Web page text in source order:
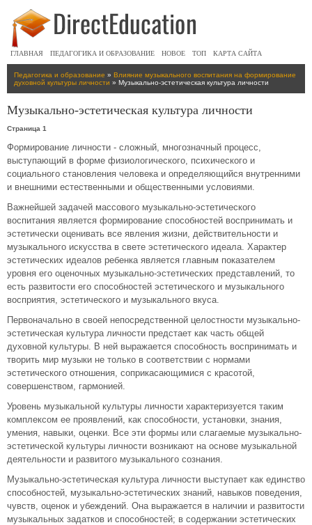
ГЛАВНАЯ ПЕДАГОГИКА И ОБРАЗОВАНИЕ НОВОЕ ТОП КАРТА САЙТА
Педагогика и образование » Влияние музыкального воспитания на формирование
духовной культуры личности » Музыкально-эстетическая культура личности
Музыкально-эстетическая культура личности
Страница 1
Формирование личности - сложный, многозначный процесс,
выступающий в форме физиологического, психического и
социального становления человека и определяющийся внутренними
и внешними естественными и общественными условиями.
Важнейшей задачей массового музыкально-эстетического
воспитания является формирование способностей воспринимать и
эстетически оценивать все явления жизни, действительности и
музыкального искусства в свете эстетического идеала. Характер
эстетических идеалов ребенка является главным показателем
уровня его оценочных музыкально-эстетических представлений, то
есть развитости его способностей эстетического и музыкального
восприятия, эстетического и музыкального вкуса.
Первоначально в своей непосредственной целостности музыкально-
эстетическая культура личности предстает как часть общей
духовной культуры. В ней выражается способность воспринимать и
творить мир музыки не только в соответствии с нормами
эстетического отношения, соприкасающимися с красотой,
совершенством, гармонией.
Уровень музыкальной культуры личности характеризуется таким
комплексом ее проявлений, как способности, установки, знания,
умения, навыки, оценки. Все эти формы или слагаемые музыкально-
эстетической культуры личности возникают на основе музыкальной
деятельности и развитого музыкального сознания.
Музыкально-эстетическая культура личности выступает как единство
способностей, музыкально-эстетических знаний, навыков поведения,
чувств, оценок и убеждений. Она выражается в наличии и развитости
музыкальных задатков и способностей; в содержании эстетических